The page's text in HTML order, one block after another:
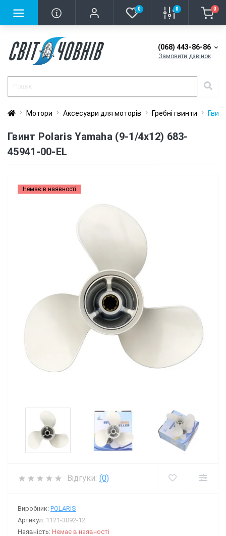
0 0 0
(068) 443-86-86
Замовити дзвінок
Мотори Аксесуари для моторів Гребні гвинти
Гвинт Polaris Yamaha (9-1/4x12) 683-
45941-00-EL
Немає в наявності
Відгуки: (0)
Виробник: POLARIS
Артикул: 1121-3092-12
Наявність: Немає в наявності